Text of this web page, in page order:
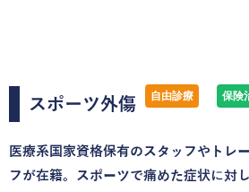
スポーツ外傷 自由診療 保険
医療系国家資格保有のスタッフやトレ
フが在籍。スポーツで痛めた症状に対